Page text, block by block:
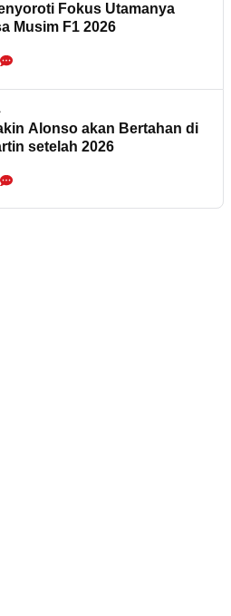
Fokus Utamanya
Musim F1 2026
Alonso akan Bertahan di
setelah 2026